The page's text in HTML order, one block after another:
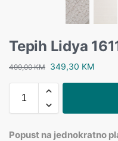
Tepih Lidya
499,00KM 349,30 KM
Popust na jednokratno